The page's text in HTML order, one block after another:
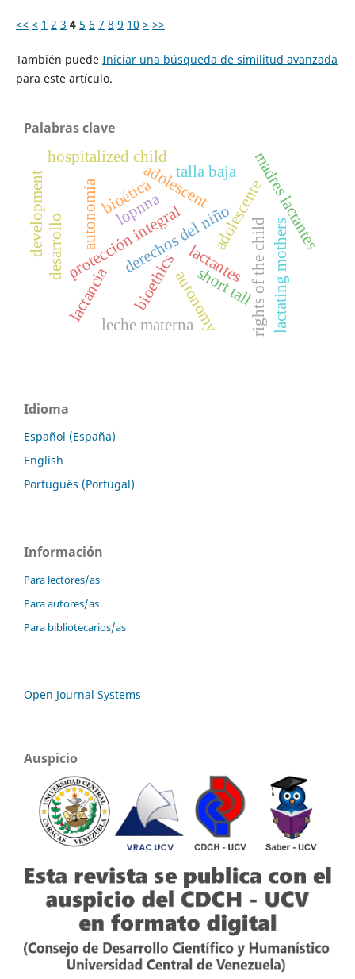
<< < 1 2 3 4 5 6 7 8 9 10 > >>
También puede Iniciar una búsqueda de similitud avanzada
para este artículo.
Palabras clave
bioética
autonomía derechos del niño
protección integral adolescente
bioethicsautonomy rights of the child
adolescent
lopnna
hospitalized child
lactancia
madres lactantes
leche materna lactating mothers
talla baja
short tall
lactantes
desarrollo
development
Idioma
Español (España)
English
Português (Portugal)
Información
Para lectores/as
Para autores/as
Para bibliotecarios/as
Open Journal Systems
Auspicio